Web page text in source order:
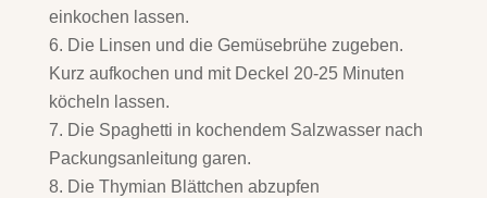
einkochen lassen.
Die Linsen und die Gemüsebrühe zugeben.
Kurz aufkochen und mit Deckel 20-25 Minuten
köcheln lassen.
Die Spaghetti in kochendem Salzwasser nach
Packungsanleitung garen.
Die Thymian Blättchen abzupfen